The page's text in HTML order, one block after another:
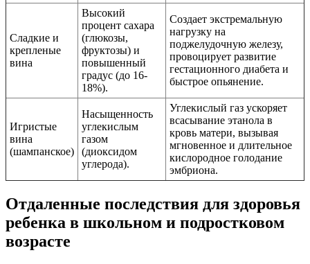
Сладкие и
крепленые
вина
Высокий
процент сахара
(глюкозы,
фруктозы) и
повышенный
градус (до 16-
18%).
Создает экстремальную
нагрузку на
поджелудочную железу,
провоцирует развитие
гестационного диабета и
быстрое опьянение.
Игристые
вина
(шампанское)
Насыщенность
углекислым
газом
(диоксидом
углерода).
Углекислый газ ускоряет
всасывание этанола в
кровь матери, вызывая
мгновенное и длительное
кислородное голодание
эмбриона.
Отдаленные последствия для здоровья
ребенка в школьном и подростковом
возрасте